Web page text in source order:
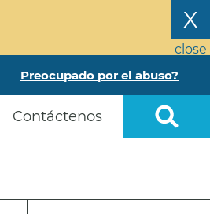
X
close
Preocupado por el abuso?
Contáctenos